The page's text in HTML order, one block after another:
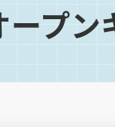
ープン